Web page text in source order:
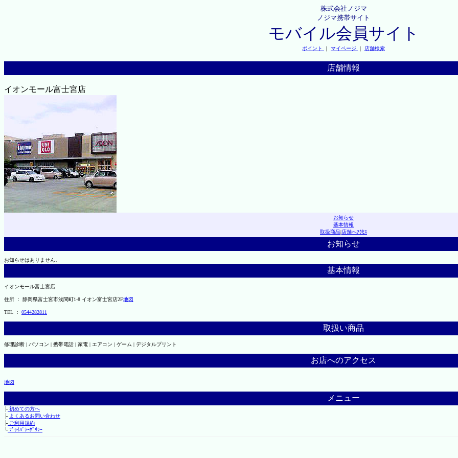
株式会社ノジマ
ノジマ携帯サイト
モバイル会員サイト
ポイント ｜ マイページ ｜ 店舗検索
店舗情報
イオンモール富士宮店
お知らせ
基本情報
取扱商品|店舗へｱｸｾｽ
お知らせ
お知らせはありません。
基本情報
イオンモール富士宮店
住所 ： 静岡県富士宮市浅間町1-8 イオン富士宮店2F地図
TEL ： 0544282811
取扱い商品
修理診断 | パソコン | 携帯電話 | 家電 | エアコン | ゲーム | デジタルプリント
お店へのアクセス
地図
メニュー
├初めての方へ
├ よくあるお問い合わせ
├ご利用規約
└ﾌﾟﾗｲﾊﾞｼｰﾎﾟﾘｼｰ